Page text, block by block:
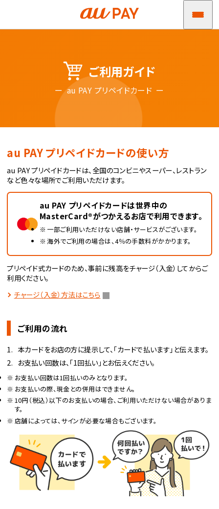
ご利用ガイド
au PAY プリペイドカード
au PAY プリペイドカードの使い方
au PAY プリペイドカードは、全国のコンビニやスーパー、レストラン
など色々な場所でご利用いただけます。
au PAY プリペイドカードは世界中の
MasterCard®がつかえるお店で利用できます。
一部ご利用いただけない店舗・サービスがございます。
海外でご利用の場合は、4％の手数料がかかります。
プリペイド式カードのため、事前に残高をチャージ（入金）してからご
利用ください。
チャージ（入金）方法はこちら
ご利用の流れ
本カードをお店の方に提示して、「カードで払います」と伝えます。
お支払い回数は、「1回払い」とお伝えください。
お支払い回数は1回払いのみとなります。
お支払いの際、現金との併用はできません。
10円（税込）以下のお支払いの場合、ご利用いただけない場合がありま
す。
店舗によっては、サインが必要な場合もございます。